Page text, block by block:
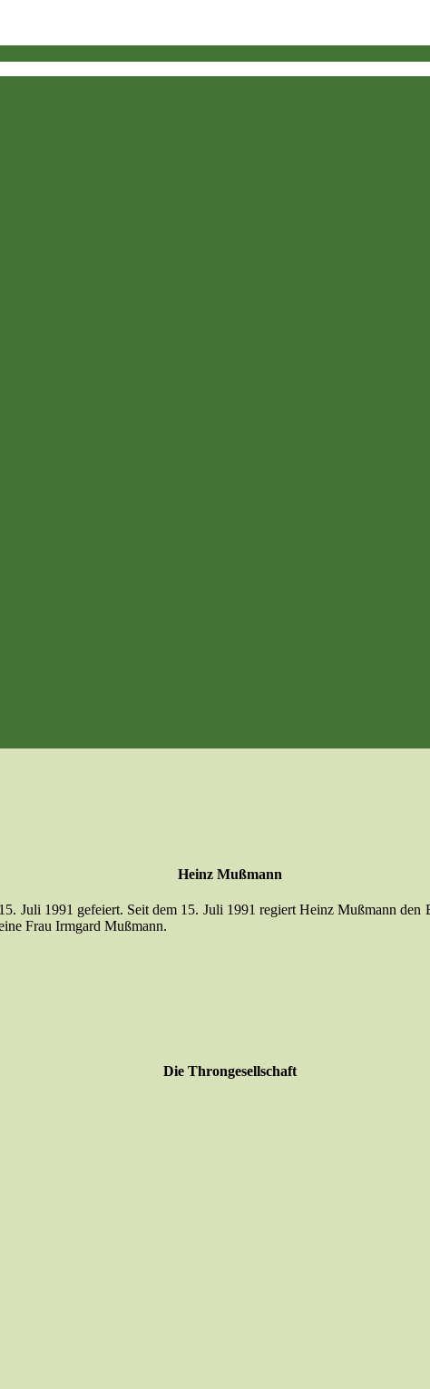
Heinz Mußmann
Juli 1991 gefeiert. Seit dem 15. Juli 1991 regiert Heinz Mußmann
Frau Irmgard Mußmann.
Die Throngesellschaft